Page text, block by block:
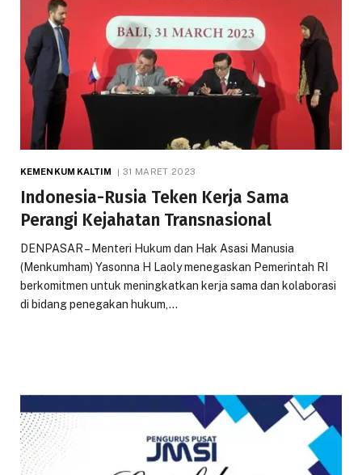
KEMENKUM KALTIM 31 MARET 2023
Indonesia-Rusia Teken Kerja Sama
Perangi Kejahatan Transnasional
DENPASAR – Menteri Hukum dan Hak Asasi Manusia
(Menkumham) Yasonna H Laoly menegaskan Pemerintah RI
berkomitmen untuk meningkatkan kerja sama dan kolaborasi
di bidang penegakan hukum,…